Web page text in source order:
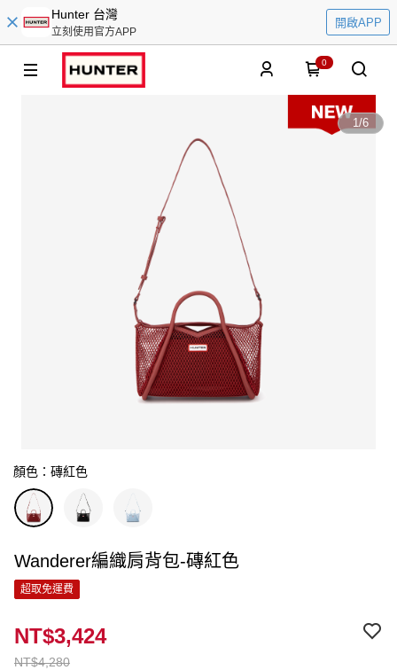
Hunter 台灣
立刻使用官方APP
開啟APP
0
1/6
顏色：磚紅色
Wanderer編織肩背包-磚紅色
超取免運費
NT$4,280
NT$3,424